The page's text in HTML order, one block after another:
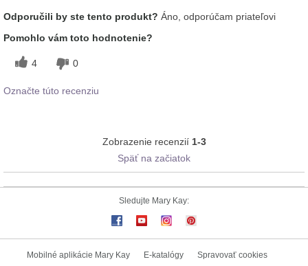
Odporučili by ste tento produkt? Áno, odporúčam priateľovi
Pomohlo vám toto hodnotenie?
4 0
Označte túto recenziu
Zobrazenie recenzií 1-3
Späť na začiatok
Sledujte Mary Kay:
Mobilné aplikácie Mary Kay E-katalógy Spravovať cookies